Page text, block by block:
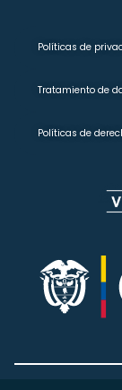
Políticas de
Tratamiento de
Políticas de